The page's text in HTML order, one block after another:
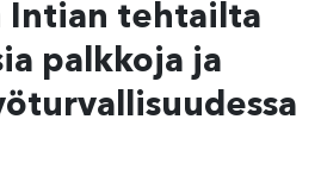
Intian tehtailta
palkkoja ja